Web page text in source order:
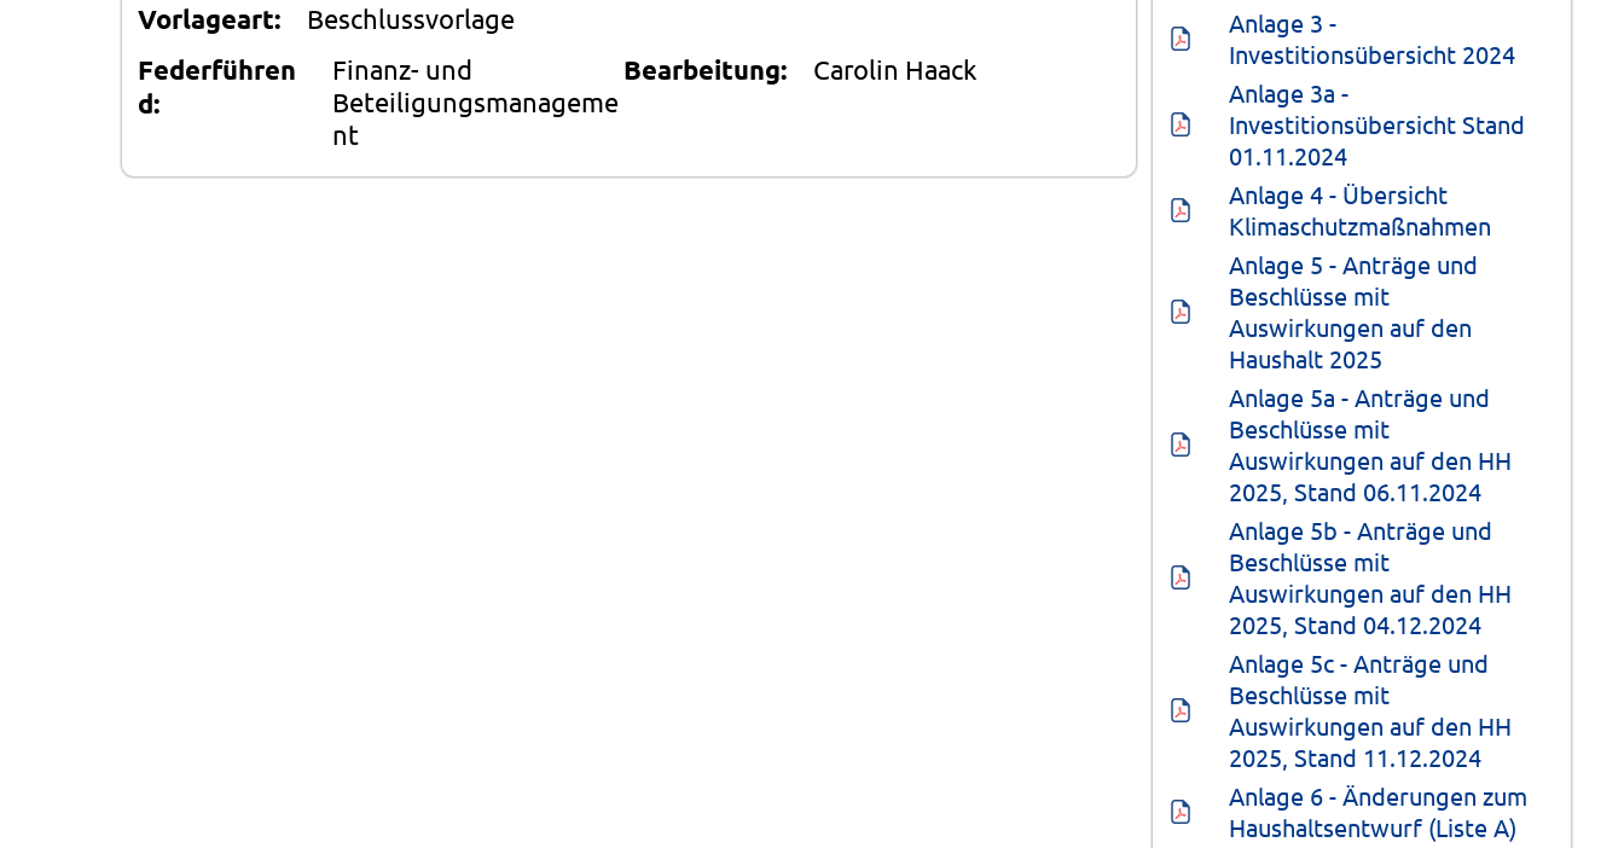
Vorlageart: Beschlussvorlage
Federführen
d:
Finanz- und
Beteiligungsmanageme
nt
Bearbeitung: Carolin Haack
Anlage 3 -
Investitionsübersicht 2024
Anlage 3a -
Investitionsübersicht Stand
01.11.2024
Anlage 4 - Übersicht
Klimaschutzmaßnahmen
Anlage 5 - Anträge und
Beschlüsse mit
Auswirkungen auf den
Haushalt 2025
Anlage 5a - Anträge und
Beschlüsse mit
Auswirkungen auf den HH
2025, Stand 06.11.2024
Anlage 5b - Anträge und
Beschlüsse mit
Auswirkungen auf den HH
2025, Stand 04.12.2024
Anlage 5c - Anträge und
Beschlüsse mit
Auswirkungen auf den HH
2025, Stand 11.12.2024
Anlage 6 - Änderungen zum
Haushaltsentwurf (Liste A)